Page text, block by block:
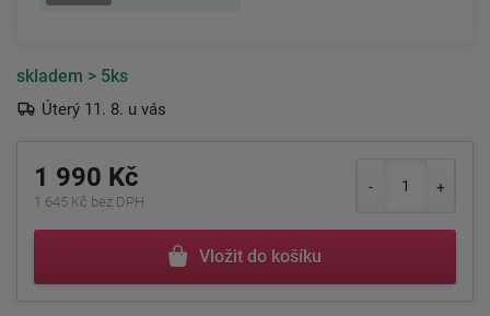
skladem > 5ks
Úterý 11. 8. u vás
1 990 Kč
1 645 Kč bez DPH
Vložit do košíku